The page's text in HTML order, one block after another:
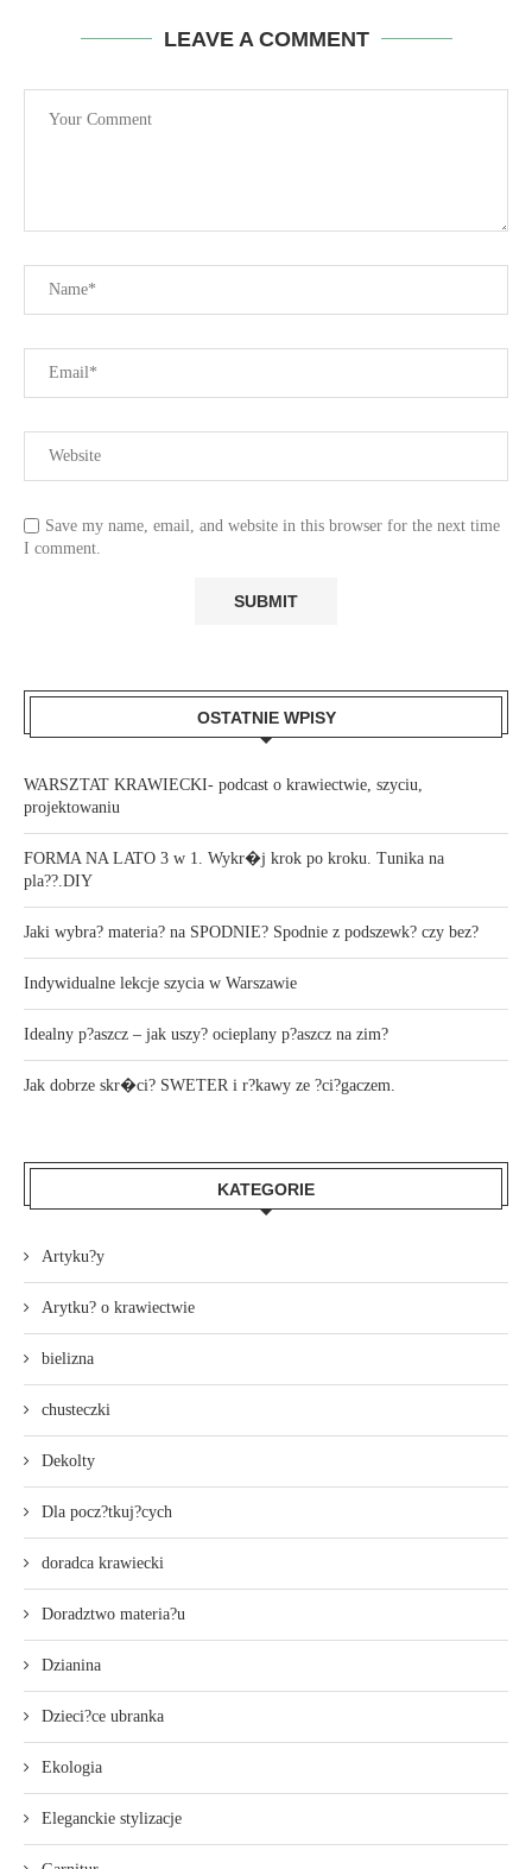
LEAVE A COMMENT
Save my name, email, and website in this browser for the next time
I comment.
OSTATNIE WPISY
WARSZTAT KRAWIECKI- podcast o krawiectwie, szyciu,
projektowaniu
FORMA NA LATO 3 w 1. Wykr�j krok po kroku. Tunika na
pla??.DIY
Jaki wybra? materia? na SPODNIE? Spodnie z podszewk? czy bez?
Indywidualne lekcje szycia w Warszawie
Idealny p?aszcz – jak uszy? ocieplany p?aszcz na zim?
Jak dobrze skr�ci? SWETER i r?kawy ze ?ci?gaczem.
KATEGORIE
Artyku?y
Arytku? o krawiectwie
bielizna
chusteczki
Dekolty
Dla pocz?tkuj?cych
doradca krawiecki
Doradztwo materia?u
Dzianina
Dzieci?ce ubranka
Ekologia
Eleganckie stylizacje